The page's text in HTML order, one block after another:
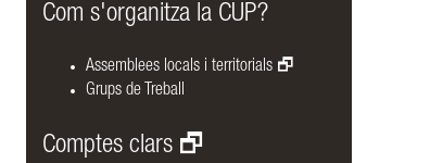
Com s'organitza la CUP?
Assemblees locals i territorials
Grups de Treball
Comptes clars